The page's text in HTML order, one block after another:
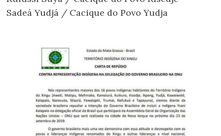
Sadeá Yudjá / Cacique do Povo Yudja